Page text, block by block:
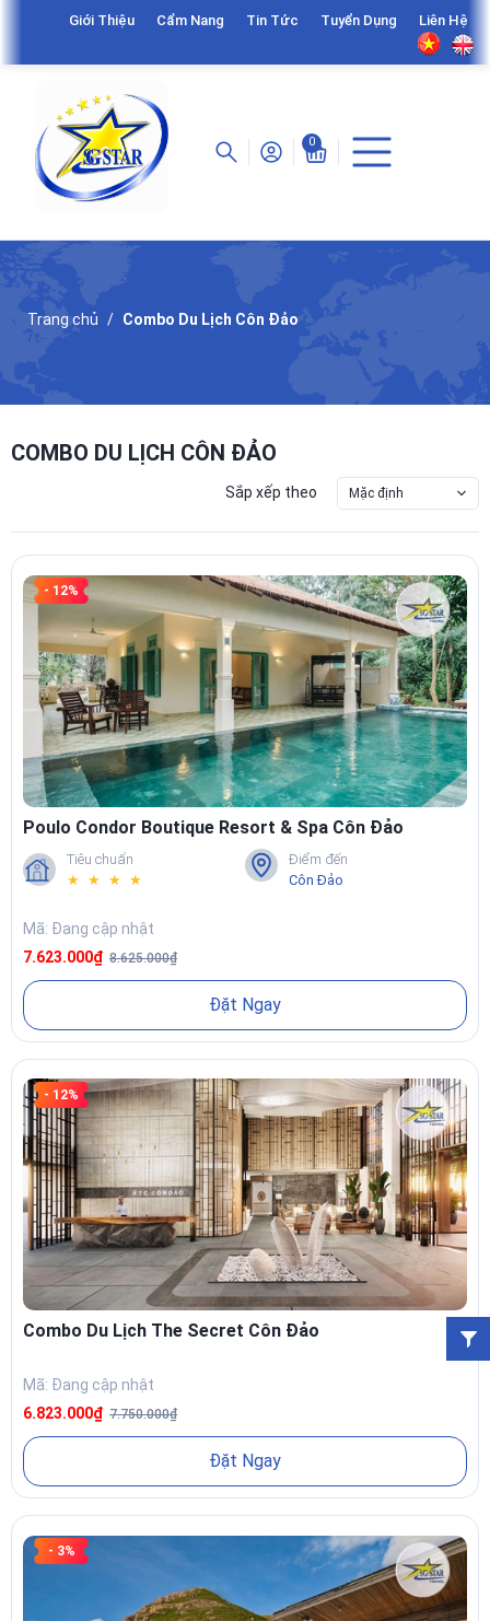
Giới Thiệu Cẩm Nang Tin Tức Tuyển Dụng Liên Hệ
0
Trang chủ Combo Du Lịch Côn Đảo
COMBO DU LỊCH CÔN ĐẢO
Sắp xếp theo Mặc định
- 12%
Poulo Condor Boutique Resort & Spa Côn Đảo
Tiêu chuẩn
★ ★ ★ ★
Điểm đến
Côn Đảo
Mã: Đang cập nhật
7.623.000₫ 8.625.000₫
Đặt Ngay
- 12%
Combo Du Lịch The Secret Côn Đảo
Mã: Đang cập nhật
6.823.000₫ 7.750.000₫
Đặt Ngay
- 3%